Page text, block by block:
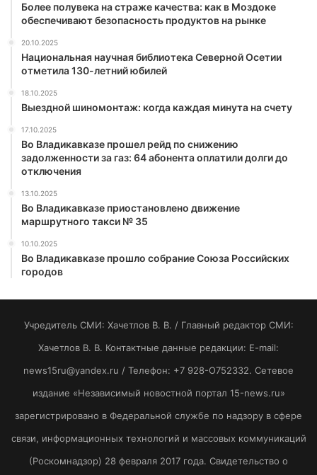
Более полувека на страже качества: как в Моздоке
обеспечивают безопасность продуктов на рынке
20.10.2025
Национальная научная библиотека Северной Осетии
отметила 130-летний юбилей
18.10.2025
Выездной шиномонтаж: когда каждая минута на счету
17.10.2025
Во Владикавказе прошел рейд по снижению
задолженности за газ: 64 абонента оплатили долги до
отключения
13.10.2025
Во Владикавказе приостановлено движение
маршрутного такси № 35
10.10.2025
Во Владикавказе прошло собрание Союза Российских
городов
Учредитель СМИ: Хaчeтлoв B. B. / Главный редактор СМИ:
Хaчeтлoв B. B. Контактные данные редакции: E-mail:
news15ru@yandex.ru / Телефон: +7 928-O752332. Сетевое
издание «Независимый новостной портал 15-news.ru»
зарегистрировано в Федеральной службе по надзору в сфере
связи, информационных технологий и массовых коммуникаций
(Роскомнадзор) 28 февраля 2017 года. Свидетельство о